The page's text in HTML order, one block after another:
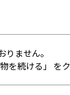
ません。
を続ける」 を